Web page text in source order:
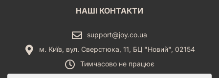
НАШІ КОНТАКТИ
support@joy.co.ua
м. Київ, вул. Сверстюка, 11, БЦ "Новий", 02154
Тимчасово не працює